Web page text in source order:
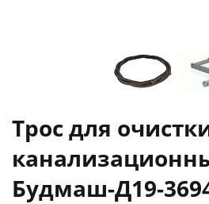
Трос для
Будмаш-Д19-